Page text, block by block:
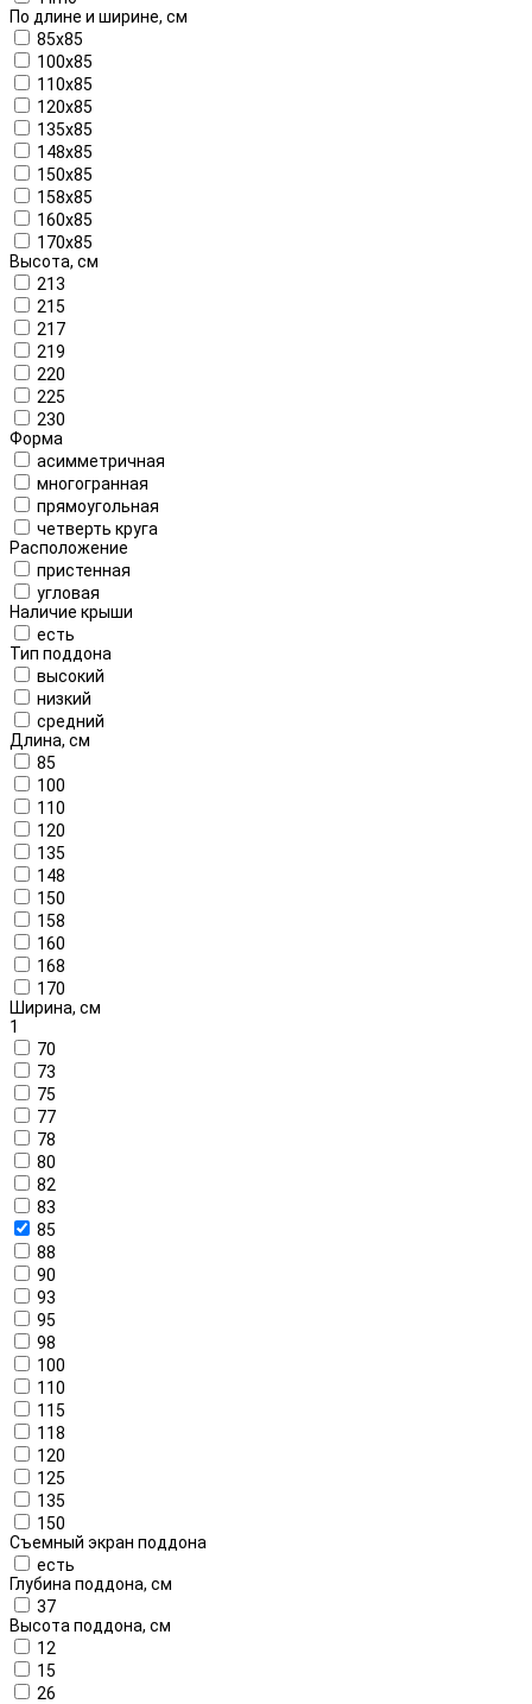
По длине и ширине, см
85x85
100x85
110x85
120x85
135x85
148x85
150x85
158x85
160х85
170x85
Высота, см
213
215
217
219
220
225
230
Форма
асимметричная
многогранная
прямоугольная
четверть круга
Расположение
пристенная
угловая
Наличие крыши
есть
Тип поддона
высокий
низкий
средний
Длина, см
85
100
110
120
135
148
150
158
160
168
170
Ширина, см
1
70
73
75
77
78
80
82
83
85
88
90
93
95
98
100
110
115
118
120
125
135
150
Съемный экран поддона
есть
Глубина поддона, см
37
Высота поддона, см
12
15
26